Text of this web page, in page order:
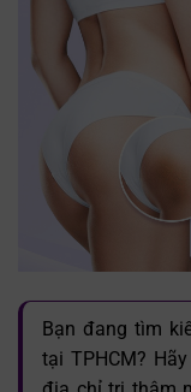
Bạn đang tìm
tại TPHCM?